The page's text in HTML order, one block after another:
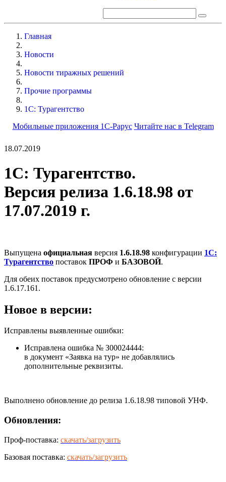
Главная
Новости
Новости тиражных решений
Прочие программы
1С: Турагентство
Мобильные приложения 1С-Рарус Читайте нас в Telegram
18.07.2019
1С: Турагентство.
Версия релиза 1.6.18.98 от
17.07.2019 г.
Выпущена официальная версия 1.6.18.98 конфигурации 1С:
Турагентство поставок ПРОФ и БАЗОВОЙ.
Для обеих поставок предусмотрено обновление с версии
1.6.17.161.
Новое в версии:
Исправлены выявленные ошибки:
Исправлена ошибка № З00024444:
в документ «Заявка на тур» не добавлялись
дополнительные реквизиты.
Выполнено обновление до релиза 1.6.18.98 типовой УНФ.
Обновления:
Проф-поставка: скачать/загрузить
Базовая поставка: скачать/загрузить